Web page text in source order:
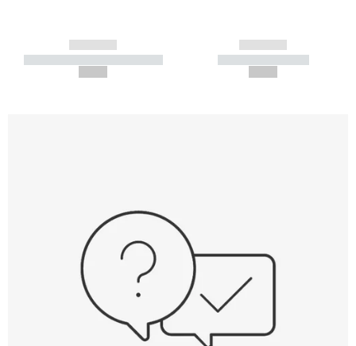
------------
----------- ----------- -----------
------------
----------- -----------